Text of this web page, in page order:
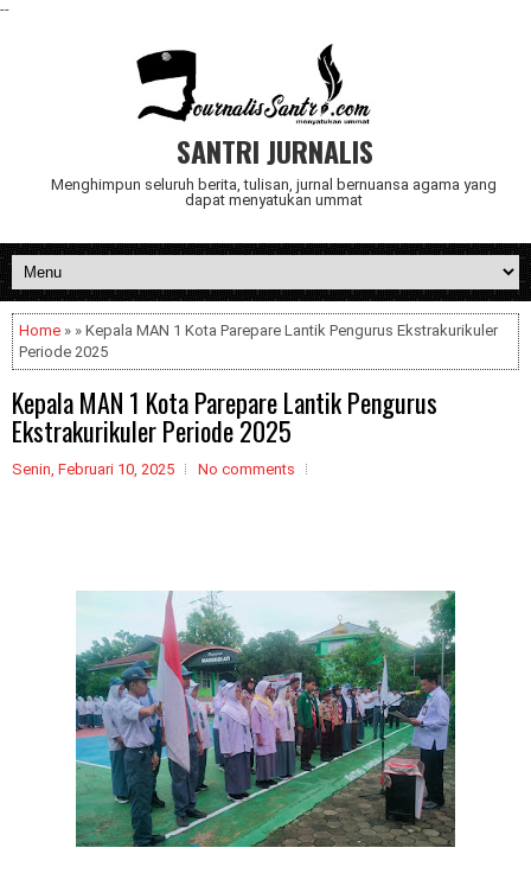
--
SANTRI JURNALIS
Menghimpun seluruh berita, tulisan, jurnal bernuansa agama yang
dapat menyatukan ummat
Home » » Kepala MAN 1 Kota Parepare Lantik Pengurus Ekstrakurikuler
Periode 2025
Kepala MAN 1 Kota Parepare Lantik Pengurus
Ekstrakurikuler Periode 2025
Senin, Februari 10, 2025 No comments